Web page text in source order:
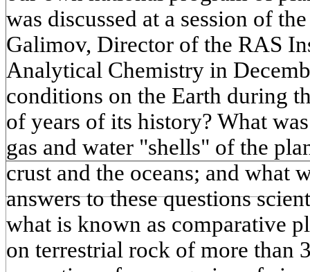
was discussed at a session of
Galimov, Director of the RAS
Analytical Chemistry in
conditions on the Earth during
of years of its history? What
gas and water "shells" of the
crust and the oceans; and what
answers to these questions
what is known as comparative
on terrestrial rock of more than